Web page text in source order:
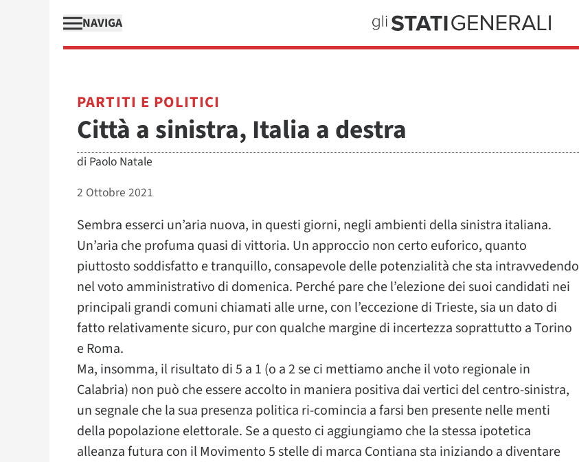
NAVIGA
PARTITI E POLITICI
Città a sinistra, Italia a destra
di Paolo Natale
2 Ottobre 2021
Sembra esserci un’aria nuova, in questi giorni, negli ambienti della sinistra italiana.
Un’aria che profuma quasi di vittoria. Un approccio non certo euforico, quanto
piuttosto soddisfatto e tranquillo, consapevole delle potenzialità che sta intravvedendo
nel voto amministrativo di domenica. Perché pare che l’elezione dei suoi candidati nei
principali grandi comuni chiamati alle urne, con l’eccezione di Trieste, sia un dato di
fatto relativamente sicuro, pur con qualche margine di incertezza soprattutto a Torino
e Roma.
Ma, insomma, il risultato di 5 a 1 (o a 2 se ci mettiamo anche il voto regionale in
Calabria) non può che essere accolto in maniera positiva dai vertici del centro-sinistra,
un segnale che la sua presenza politica ri-comincia a farsi ben presente nelle menti
della popolazione elettorale. Se a questo ci aggiungiamo che la stessa ipotetica
alleanza futura con il Movimento 5 stelle di marca Contiana sta iniziando a diventare